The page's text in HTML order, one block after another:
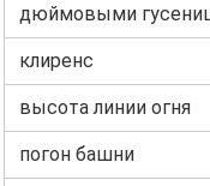
дюймовыми
клиренс
высота линии огня
погон башни